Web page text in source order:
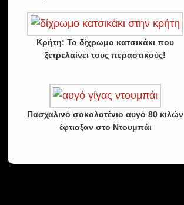
Κρήτη: Το δίχρωμο κατσικάκι που
ξετρελαίνει τους περαστικούς!
Πασχαλινό σοκολατένιο αυγό 80 κιλών
έφτιαξαν στο Ντουμπάι